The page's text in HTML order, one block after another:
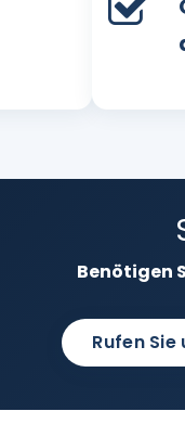
Benötigen
Rufen Sie